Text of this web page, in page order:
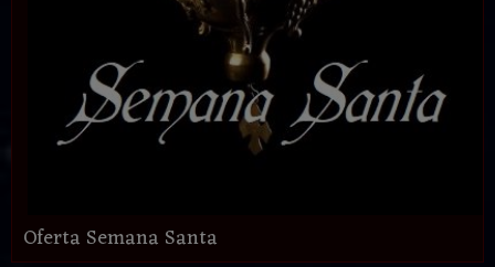
Oferta Semana Santa